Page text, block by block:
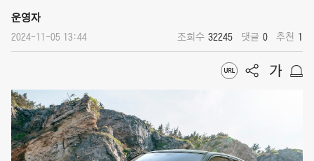
운영자
2024-11-05 13:44 조회수 32245 댓글 0 추천 1